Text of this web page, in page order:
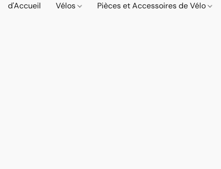
d'Accueil Vélos Pièces et Accessoires de Vélo